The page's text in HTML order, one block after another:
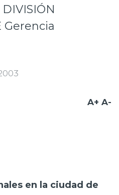
Gerencia
A+ A-
en la ciudad de